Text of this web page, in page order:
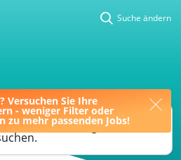
Versuchen Sie Ihre
- weniger Filter oder
mehr passenden Jobs!
Suche ändern
Ergebnisse liefern,
oder